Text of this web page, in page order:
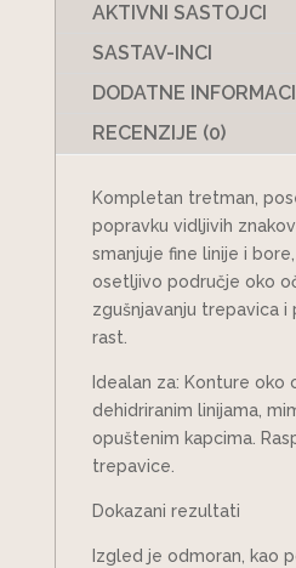
AKTIVNI SASTOJCI
SASTAV-INCI
DODATNE
RECENZIJE (0)
Kompletan tretman,
popravku vidljivih
smanjuje fine linije i
osetljivo područje oko
zgušnjavanju trepavica i
rast.
Idealan za: Konture oko
dehidriranim linijama,
opuštenim kapcima.
trepavice.
Dokazani rezultati
Izgled je odmoran, kao